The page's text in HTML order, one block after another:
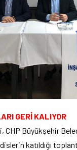
GERİ KALIYOR
CHP Büyükşehir
katıldığı